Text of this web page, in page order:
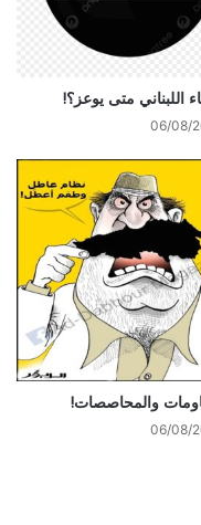
اللبناني متى يوعز؟!
06/08/
والمحاصصات!
06/08/